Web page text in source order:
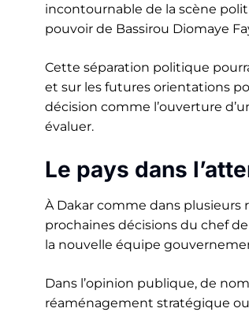
incontournable de la scène
pouvoir de Bassirou Diomaye
Cette séparation politique
et sur les futures orientations
décision comme l’ouverture
évaluer.
Le pays dans
À Dakar comme dans plusieurs
prochaines décisions du chef
la nouvelle équipe
Dans l’opinion publique, de
réaménagement stratégique